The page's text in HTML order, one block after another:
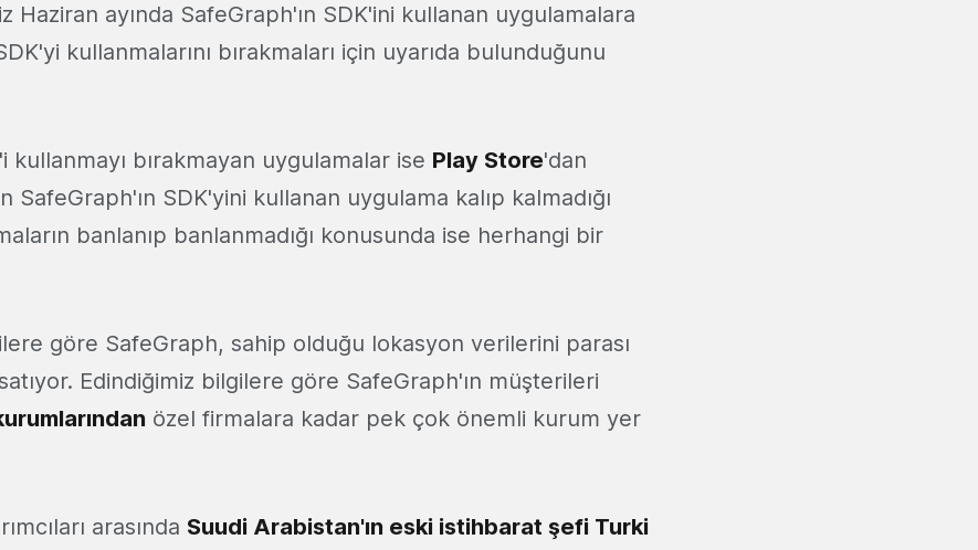
Haziran ayında SafeGraph'ın SDK'ini kullanan uygulamalara
kullanmalarını bırakmaları için uyarıda bulunduğunu
kullanmayı bırakmayan uygulamalar ise Play Store'dan
SafeGraph'ın SDK'yini kullanan uygulama kalıp kalmadığı
banlanıp banlanmadığı konusunda ise herhangi bir
göre SafeGraph, sahip olduğu lokasyon verilerini parası
Edindiğimiz bilgilere göre SafeGraph'ın müşterileri
özel firmalara kadar pek çok önemli kurum yer
arasında Suudi Arabistan'ın eski istihbarat şefi Turki